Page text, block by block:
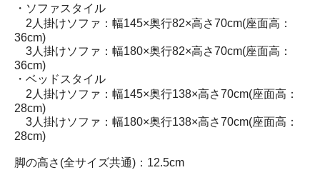
・ソファスタイル
2人掛けソファ：幅145×奥行82×高さ70cm(座面高：
36cm)
3人掛けソファ：幅180×奥行82×高さ70cm(座面高：
36cm)
・ベッドスタイル
2人掛けソファ：幅145×奥行138×高さ70cm(座面高：
28cm)
3人掛けソファ：幅180×奥行138×高さ70cm(座面高：
28cm)
脚の高さ(全サイズ共通)：12.5cm